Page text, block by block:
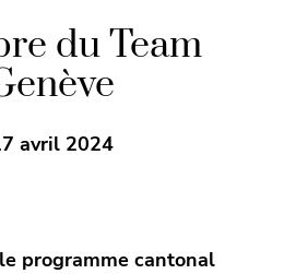
du Team
avril 2024
programme cantonal